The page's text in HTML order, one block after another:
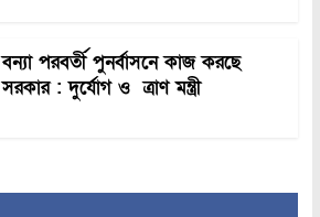
বন্যা পরবর্তী পুনর্বাসনে কাজ করছে
সরকার : দুর্যোগ ও ত্রাণ মন্ত্রী